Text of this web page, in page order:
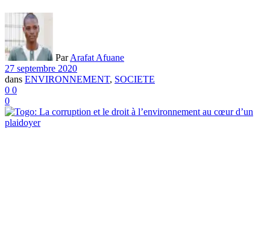
Par Arafat Afuane
27 septembre 2020
dans ENVIRONNEMENT, SOCIETE
0 0
0